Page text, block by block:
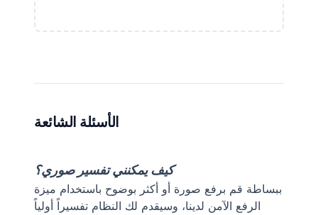
الأسئلة الشائعة
كيف يمكنني تفسير صوري؟
ببساطة قم برفع صورة أو أكثر بوضوح باستخدام ميزة
الرفع الآمن لدينا، وسيقدم لك النظام تفسيراً أولياً